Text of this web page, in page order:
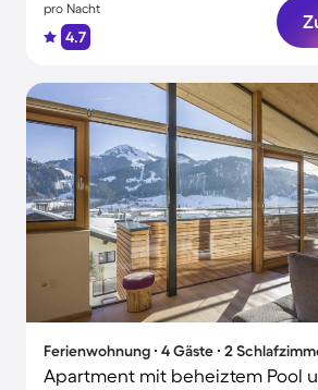
pro Nacht
4.7
Ferienwohnung ∙ 4 Gäste ∙ 2
Apartment mit beheiztem Pool